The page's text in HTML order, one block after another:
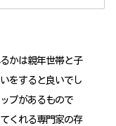
かは親年世帯と子
をすると良いでし
プがあるもので
くれる専門家の存